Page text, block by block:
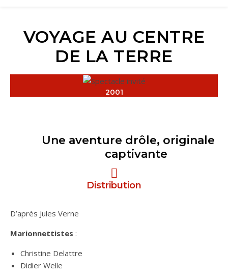
VOYAGE AU CENTRE
DE LA TERRE
2001
Une aventure drôle, originale
captivante
Distribution
D’après Jules Verne
Marionnettistes :
Christine Delattre
Didier Welle